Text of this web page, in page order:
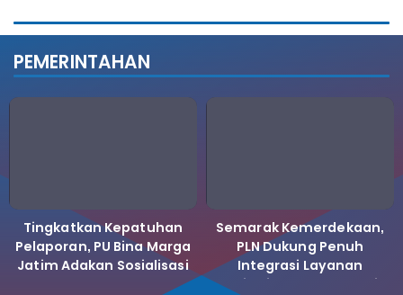
PEMERINTAHAN
Tingkatkan Kepatuhan
Pelaporan, PU Bina Marga
Jatim Adakan Sosialisasi
Semarak Kemerdekaan,
PLN Dukung Penuh
Integrasi Layanan
Kelistrikan ke Koperasi